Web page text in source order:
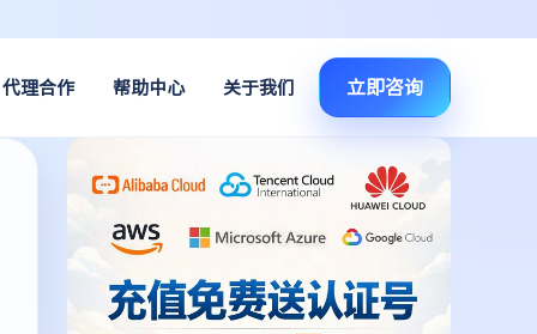
代理合作 帮助中心 关于我们 立即咨询